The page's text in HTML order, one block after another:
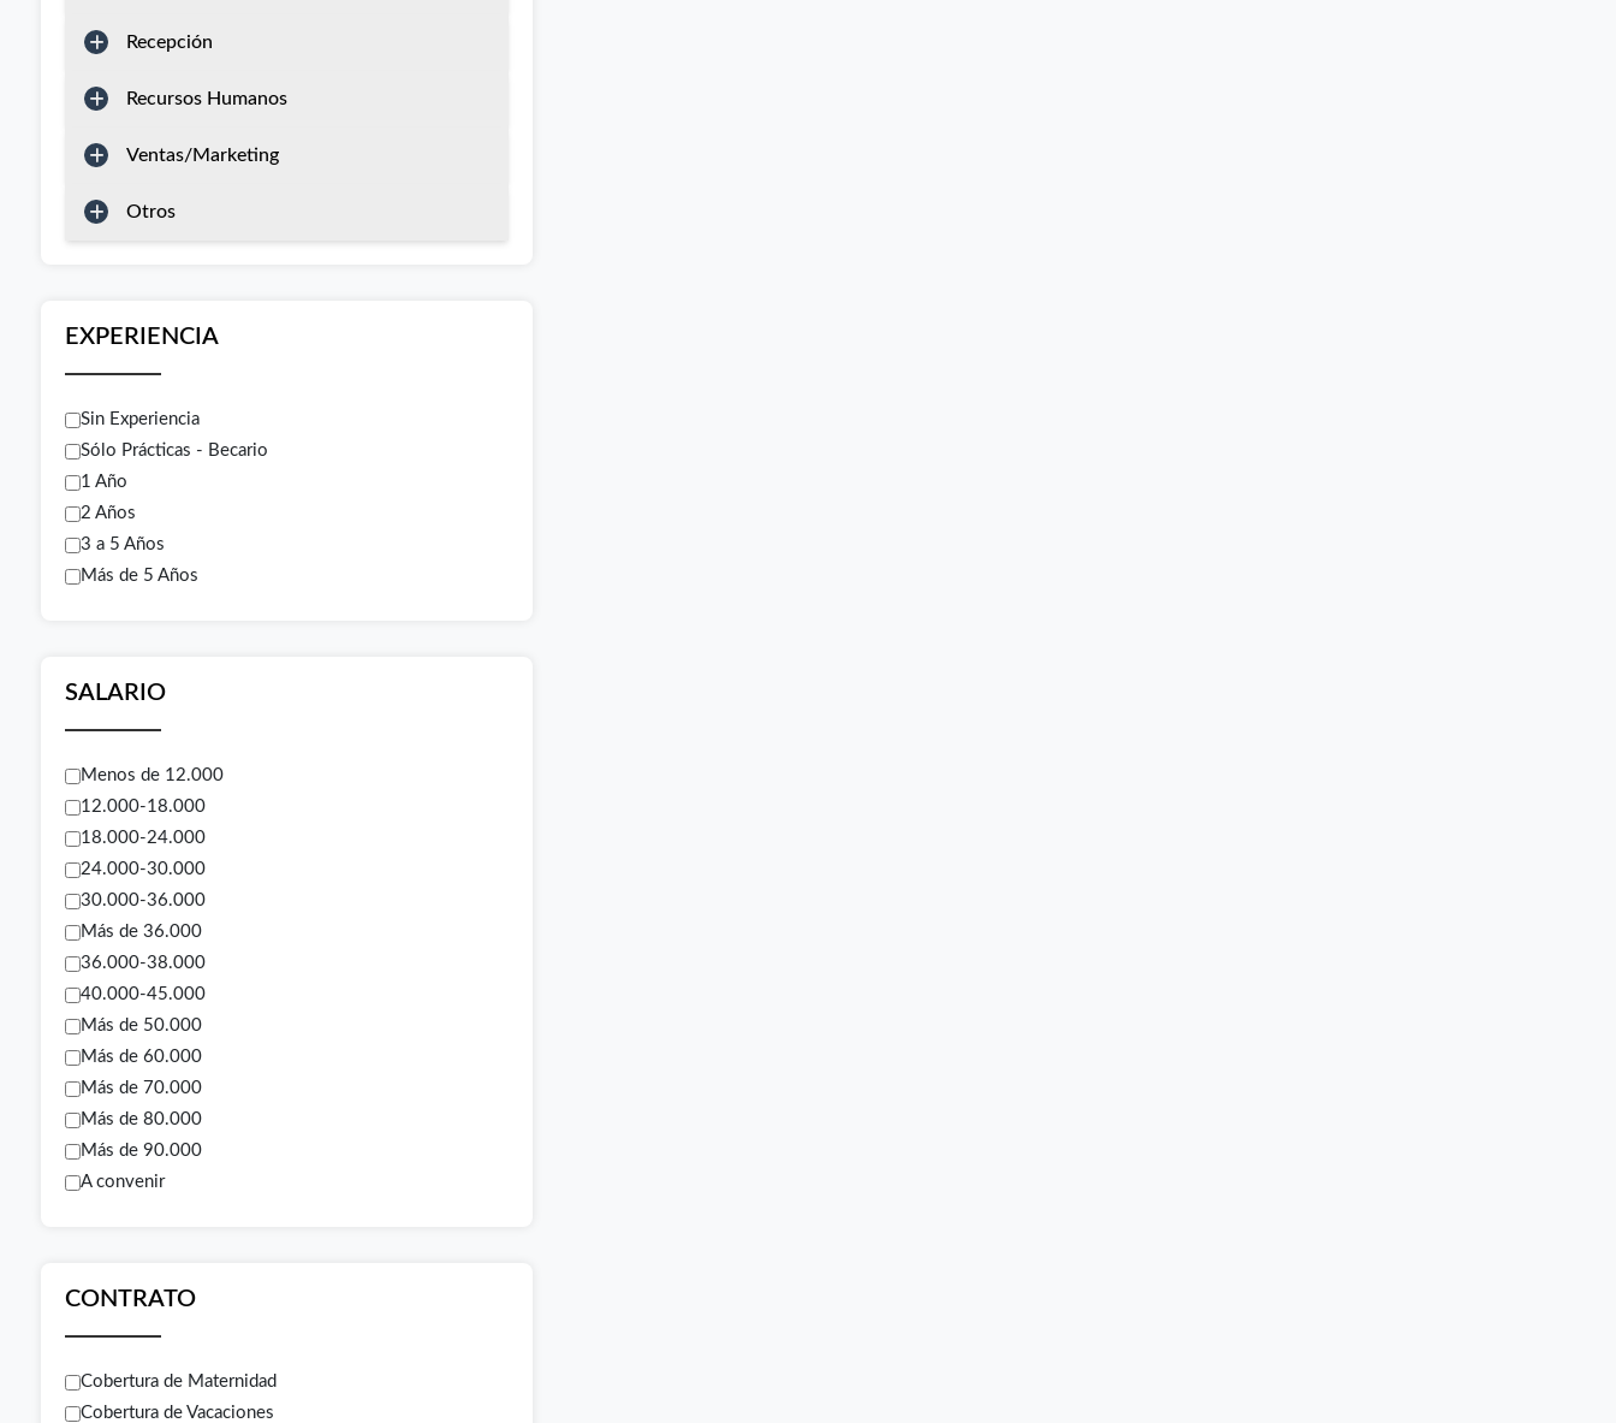
Recepción
Recursos Humanos
Ventas/Marketing
Otros
EXPERIENCIA
Sin Experiencia
Sólo Prácticas - Becario
1 Año
2 Años
3 a 5 Años
Más de 5 Años
SALARIO
Menos de 12.000
12.000-18.000
18.000-24.000
24.000-30.000
30.000-36.000
Más de 36.000
36.000-38.000
40.000-45.000
Más de 50.000
Más de 60.000
Más de 70.000
Más de 80.000
Más de 90.000
A convenir
CONTRATO
Cobertura de Maternidad
Cobertura de Vacaciones